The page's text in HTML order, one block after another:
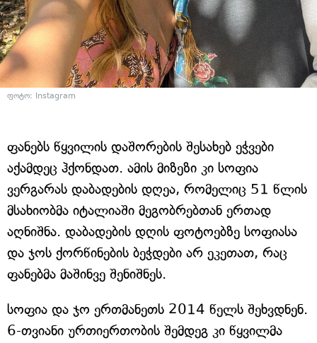
ფოტო: Instagram
ფანებს წყვილის დაშორების შესახებ ეჭვები
აქამდეც ჰქონდათ. ამის მიზეზი კი სოფია
ვერგარას დაბადების დღეა, რომელიც 51 წლის
მსახიობმა იტალიაში მეგობრებთან ერთად
აღნიშნა. დაბადების დღის ფოტოებზე სოფიასა
და ჯოს ქორწინების ბეჭდები არ ეკეთათ, რაც
ფანებმა მაშინვე შენიშნეს.
სოფია და ჯო ერთმანეთს 2014 წელს შეხვდნენ.
6-თვიანი ურთიერთობის შემდეგ კი წყვილმა